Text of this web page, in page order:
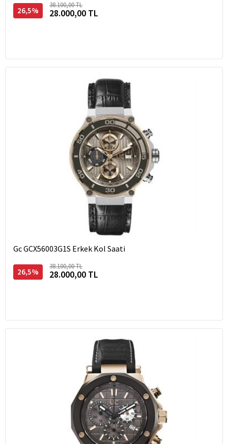
26,5%
38.100,00 TL
28.000,00 TL
Gc GCX56003G1S Erkek Kol Saati
26,5%
38.100,00 TL
28.000,00 TL